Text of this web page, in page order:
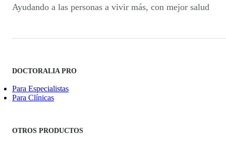
Ayudando a las personas a vivir más, con mejor salud
DOCTORALIA PRO
Para Especialistas
Para Clínicas
OTROS PRODUCTOS